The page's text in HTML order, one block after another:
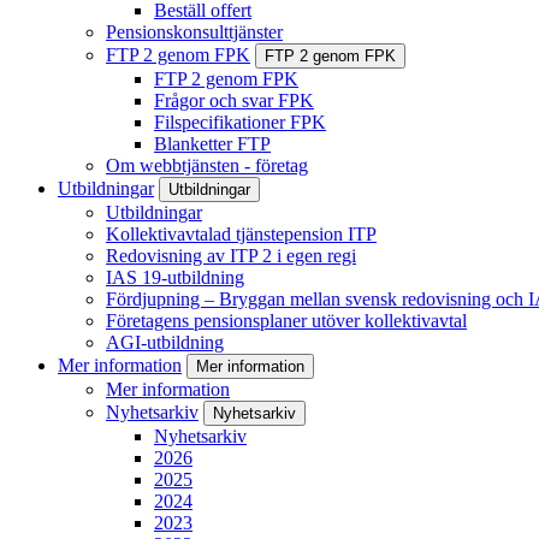
Beställ offert
Pensionskonsulttjänster
FTP 2 genom FPK
FTP 2 genom FPK
FTP 2 genom FPK
Frågor och svar FPK
Filspecifikationer FPK
Blanketter FTP
Om webbtjänsten - företag
Utbildningar
Utbildningar
Utbildningar
Kollektivavtalad tjänstepension ITP
Redovisning av ITP 2 i egen regi
IAS 19-utbildning
Fördjupning – Bryggan mellan svensk redovisning och
Företagens pensionsplaner utöver kollektivavtal
AGI-utbildning
Mer information
Mer information
Mer information
Nyhetsarkiv
Nyhetsarkiv
Nyhetsarkiv
2026
2025
2024
2023